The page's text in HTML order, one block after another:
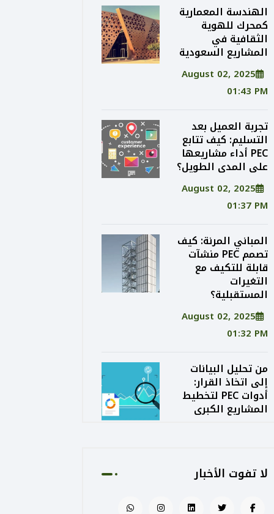
الهندسة المعمارية
كمحرك للهوية
الثقافية في
المشاريع السعودية
August 02, 2025
01:43 PM
تجربة العميل بعد
التسليم: كيف تتابع
PEC أداء مشاريعها
على المدى الطويل؟
August 02, 2025
01:37 PM
المباني المرنة: كيف
تصمم PEC منشآت
قابلة للتكيف مع
التغيرات
المستقبلية؟
August 02, 2025
01:32 PM
من تحليل البيانات
إلى اتخاذ القرار:
أدوات PEC لتخطيط
المشاريع الكبرى
الاستدامة الاقتصادية
توازن PEC بين
لا تفوت الأخبار